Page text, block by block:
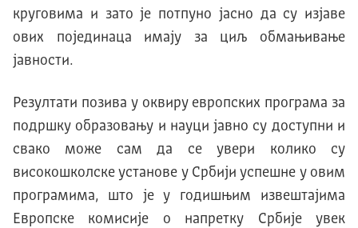
круговима и зато је потпуно јасно да су изјаве
ових појединаца имају за циљ обмањивање
јавности.
Резултати позива у оквиру европских програма за
подршку образовању и науци јавно су доступни и
свако може сам да се увери колико су
високошколске установе у Србији успешне у овим
програмима, што је у годишњим извештајима
Европске комисије о напретку Србије увек